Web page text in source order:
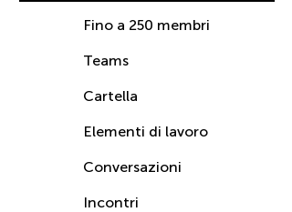
Fino a 250 membri
Teams
Cartella
Elementi di lavoro
Conversazioni
Incontri